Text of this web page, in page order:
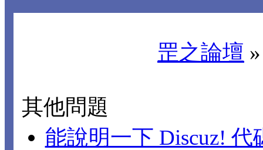
罡之論壇
其他問題
能說明一下 Discuz! 代